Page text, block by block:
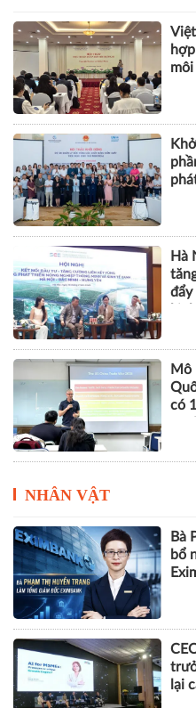
Hà
đẩy
Mô
có
NHÂN VẬT
Bà
bổ
lại